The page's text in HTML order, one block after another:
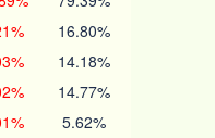
16.80%
14.18%
14.77%
5.62%